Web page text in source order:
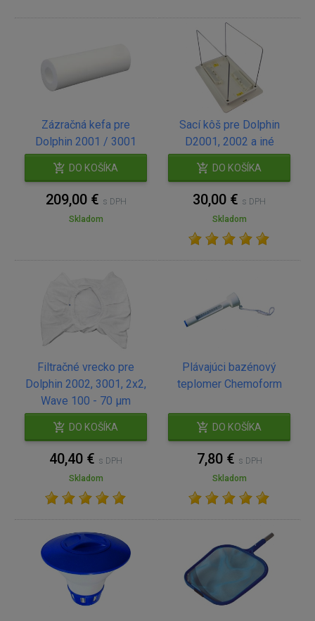
Zázračná kefa pre
Dolphin 2001 / 3001
DO KOŠÍKA
209,00 € s DPH
Skladom
Sací kôš pre Dolphin
D2001, 2002 a iné
DO KOŠÍKA
30,00 € s DPH
Skladom
Filtračné vrecko pre
Dolphin 2002, 3001, 2x2,
Wave 100 - 70 μm
DO KOŠÍKA
40,40 € s DPH
Skladom
Plávajúci bazénový
teplomer Chemoform
DO KOŠÍKA
7,80 € s DPH
Skladom